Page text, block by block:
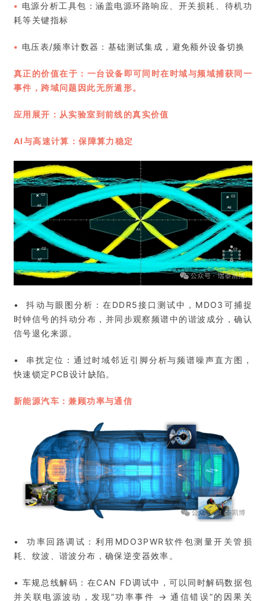
• 电源分析工具包：涵盖电源环路响应、开关损耗、待机功
耗等关键指标
• 电压表/频率计数器：基础测试集成，避免额外设备切换
真正的价值在于：一台设备即可同时在时域与频域捕获同一
事件，跨域问题因此无所遁形。
应用展开：从实验室到前线的真实价值
AI与高速计算：保障算力稳定
• 抖动与眼图分析：在DDR5接口测试中，MDO3可捕捉
时钟信号的抖动分布，并同步观察频谱中的谐波成分，确认
信号退化来源。
• 串扰定位：通过时域邻近引脚分析与频谱噪声直方图，
快速锁定PCB设计缺陷。
新能源汽车：兼顾功率与通信
• 功率回路调试：利用MDO3PWR软件包测量开关管损
耗、纹波、谐波分布，确保逆变器效率。
• 车规总线解码：在CAN FD调试中，可以同时解码数据包
并关联电源波动，发现“功率事件 → 通信错误”的因果关